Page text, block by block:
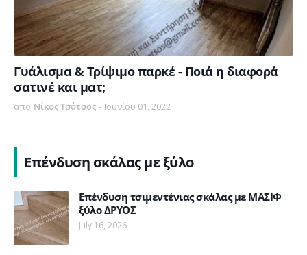
Γυάλισμα & Τρίψιμο παρκέ - Ποιά η διαφορά
σατινέ και ματ;
απο Νίκος Τσότσος - Ιουνίου 01, 2022
Επένδυση σκάλας με ξύλο
Επένδυση τσιμεντένιας σκάλας με ΜΑΣΙΦ
ξύλο ΔΡΥΟΣ
July 16, 2026